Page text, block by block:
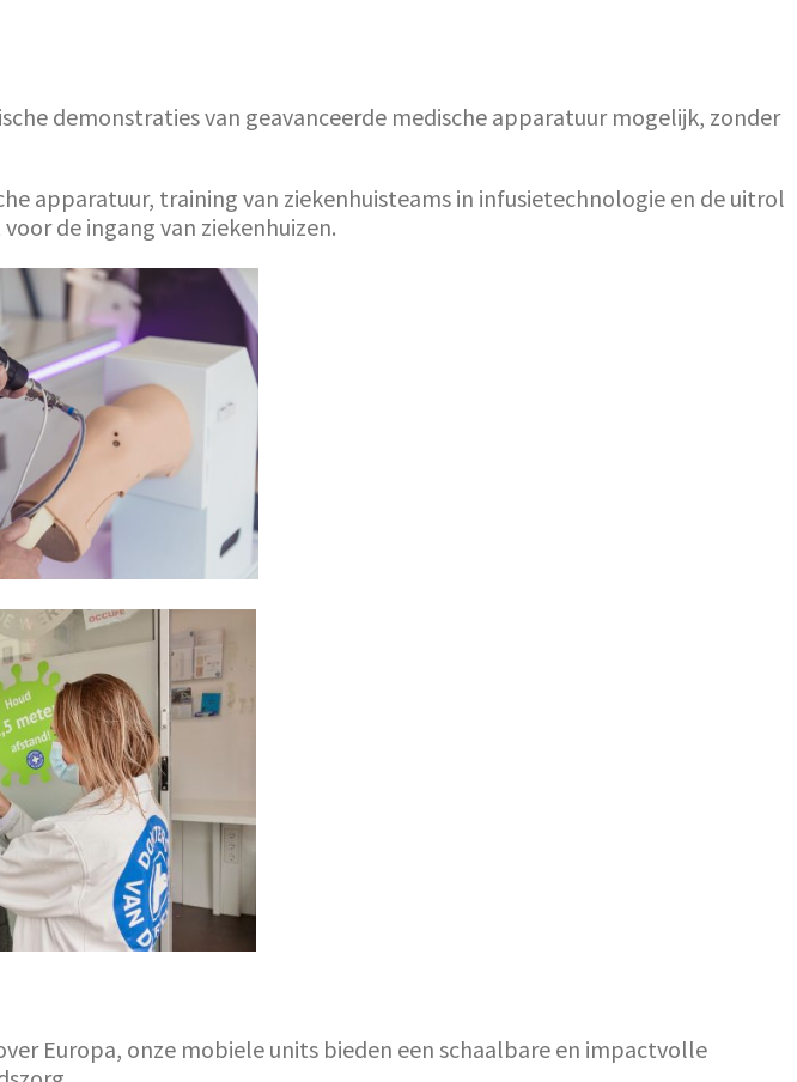
demonstraties van geavanceerde medische apparatuur mogelijk, zonder
apparatuur, training van ziekenhuisteams in infusietechnologie en de uitrol
de ingang van ziekenhuizen.
Europa, onze mobiele units bieden een schaalbare en impactvolle